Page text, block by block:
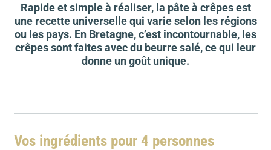
Rapide et simple à réaliser, la pâte à crêpes est
une recette universelle qui varie selon les régions
ou les pays. En Bretagne, c’est incontournable, les
crêpes sont faites avec du beurre salé, ce qui leur
donne un goût unique.
Vos ingrédients pour 4 personnes